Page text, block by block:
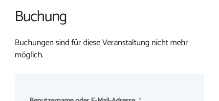
Buchung
Buchungen sind für diese Veranstaltung nicht mehr
möglich.